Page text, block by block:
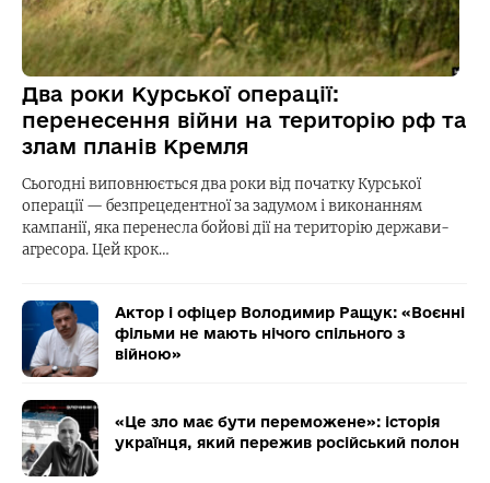
Два роки Курської операції:
перенесення війни на територію рф та
злам планів Кремля
Сьогодні виповнюється два роки від початку Курської
операції — безпрецедентної за задумом і виконанням
кампанії, яка перенесла бойові дії на територію держави-
агресора. Цей крок…
Актор і офіцер Володимир Ращук: «Воєнні
фільми не мають нічого спільного з
війною»
«Це зло має бути переможене»: історія
українця, який пережив російський полон